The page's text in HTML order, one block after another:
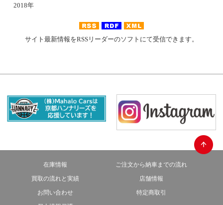
2018年
サイト最新情報をRSSリーダーのソフトにて受信できます。
在庫情報
ご注文から納車までの流れ
買取の流れと実績
店舗情報
お問い合わせ
特定商取引